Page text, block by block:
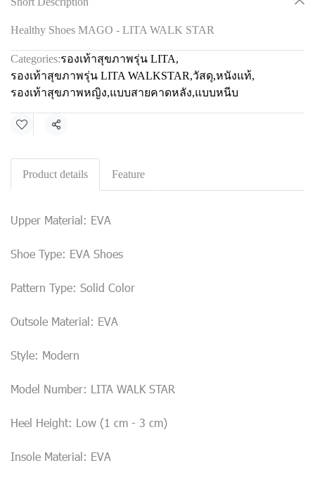
Healthy Shoes MAGO - LITA WALK STAR
Categories:รองเท้าสุขภาพรุ่น LITA,
รองเท้าสุขภาพรุ่น LITA WALKSTAR,วัสดุ,หนังแท้,
รองเท้าสุขภาพหญิง,แบบสายคาดหลัง,แบบหนีบ
Share
Product details Feature
Upper Material: EVA
Shoe Type: EVA Shoes
Pattern Type: Solid Color
Outsole Material: EVA
Style: Modern
Model Number: LITA WALK STAR
Heel Height: Low (1 cm - 3 cm)
Insole Material: EVA